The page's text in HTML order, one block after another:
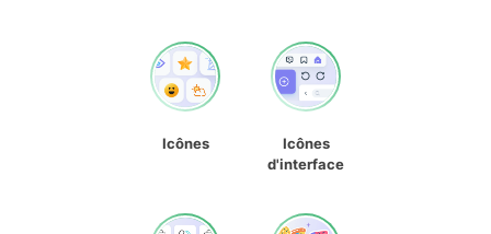
Icônes
Icônes
d'interface